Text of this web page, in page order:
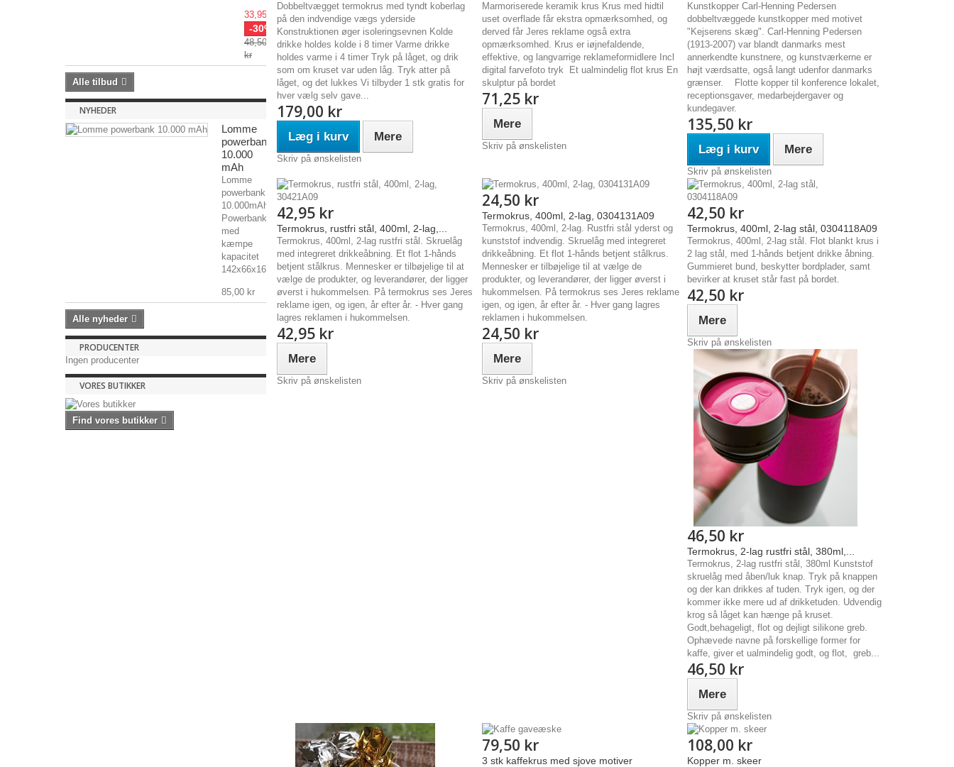
33,95 kr
-30%
48,50
kr
Alle tilbud
NYHEDER
Lomme
powerbank
10.000
mAh
Lomme
powerbank
10.000mAh
Powerbank
med
kæmpe
kapacitet
142x66x16mm,...
85,00 kr
Alle nyheder
PRODUCENTER
Ingen producenter
VORES BUTIKKER
Find vores butikker
Dobbeltvægget termokrus med tyndt koberlag
på den indvendige vægs yderside
Konstruktionen øger isoleringsevnen Kolde
drikke holdes kolde i 8 timer Varme drikke
holdes varme i 4 timer Tryk på låget, og drik
som om kruset var uden låg. Tryk atter på
låget, og det lukkes Vi tilbyder 1 stk gratis for
hver vælg selv gave...
179,00 kr
Læg i kurv Mere
Skriv på ønskelisten
Marmoriserede keramik krus Krus med hidtil
uset overflade får ekstra opmærksomhed, og
derved får Jeres reklame også extra
opmærksomhed. Krus er iøjnefaldende,
effektive, og langvarrige reklameformidlere Incl
digital farvefoto tryk Et ualmindelig flot krus En
skulptur på bordet
71,25 kr
Mere
Skriv på ønskelisten
Kunstkopper Carl-Henning Pedersen
dobbeltvæggede kunstkopper med motivet
"Kejserens skæg". Carl-Henning Pedersen
(1913-2007) var blandt danmarks mest
annerkendte kunstnere, og kunstværkerne er
højt værdsatte, også langt udenfor danmarks
grænser. Flotte kopper til konference lokalet,
receptionsgaver, medarbejdergaver og
kundegaver.
135,50 kr
Læg i kurv Mere
Skriv på ønskelisten
42,95 kr
Termokrus, rustfri stål, 400ml, 2-lag,...
Termokrus, 400ml, 2-lag rustfri stål. Skruelåg
med integreret drikkeåbning. Et flot 1-hånds
betjent stålkrus. Mennesker er tilbøjelige til at
vælge de produkter, og leverandører, der ligger
øverst i hukommelsen. På termokrus ses Jeres
reklame igen, og igen, år efter år. - Hver gang
lagres reklamen i hukommelsen.
42,95 kr
Mere
Skriv på ønskelisten
24,50 kr
Termokrus, 400ml, 2-lag, 0304131A09
Termokrus, 400ml, 2-lag. Rustfri stål yderst og
kunststof indvendig. Skruelåg med integreret
drikkeåbning. Et flot 1-hånds betjent stålkrus.
Mennesker er tilbøjelige til at vælge de
produkter, og leverandører, der ligger øverst i
hukommelsen. På termokrus ses Jeres reklame
igen, og igen, år efter år. - Hver gang lagres
reklamen i hukommelsen.
24,50 kr
Mere
Skriv på ønskelisten
42,50 kr
Termokrus, 400ml, 2-lag stål, 0304118A09
Termokrus, 400ml, 2-lag stål. Flot blankt krus i
2 lag stål, med 1-hånds betjent drikke åbning.
Gummieret bund, beskytter bordplader, samt
bevirker at kruset står fast på bordet.
42,50 kr
Mere
Skriv på ønskelisten
46,50 kr
Termokrus, 2-lag rustfri stål, 380ml,...
Termokrus, 2-lag rustfri stål, 380ml Kunststof
skruelåg med åben/luk knap. Tryk på knappen
og der kan drikkes af tuden. Tryk igen, og der
kommer ikke mere ud af drikketuden. Udvendig
krog så låget kan hænge på kruset.
Godt,behageligt, flot og dejligt silikone greb.
Ophævede navne på forskellige former for
kaffe, giver et ualmindelig godt, og flot, greb...
46,50 kr
Mere
Skriv på ønskelisten
79,50 kr
3 stk kaffekrus med sjove motiver
108,00 kr
Kopper m. skeer